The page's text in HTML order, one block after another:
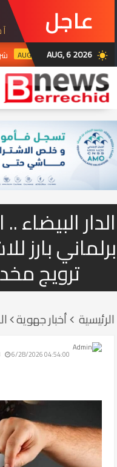
عاجل
wb_sunny
AUG, 6 2026
AUG 05, 2026 شرطي يستعمل
الدار
برلماني بارز
ترويج
الرئيسية أخبار جهوية
6/28/2026 04:54:00 م